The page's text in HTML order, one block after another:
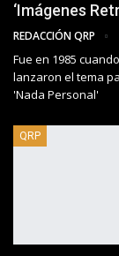
‘Imágenes
REDACCIÓN QRP
Fue en 1985
lanzaron el tema
'Nada Personal'
QRP